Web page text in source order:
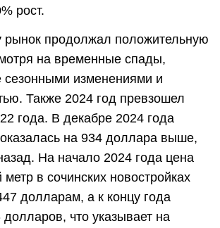
рост.
продолжал положительную
на временные спады,
сезонными изменениями и
Также 2024 год превзошел
года. В декабре 2024 года
на 934 доллара выше,
На начало 2024 года цена
в сочинских новостройках
долларам, а к концу года
долларов, что указывает на